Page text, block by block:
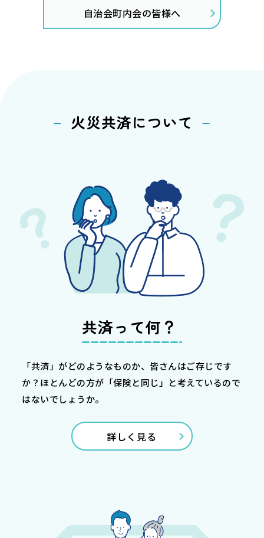
自治会町内会の皆様へ
火災共済について
共済って何？
「共済」がどのようなものか、皆さんはご存じです
か？ほとんどの方が「保険と同じ」と考えているので
はないでしょうか。
詳しく見る